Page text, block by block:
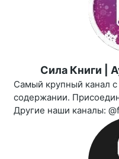
Сила Книги |
Самый крупный канал с
содержании.
Другие наши каналы: